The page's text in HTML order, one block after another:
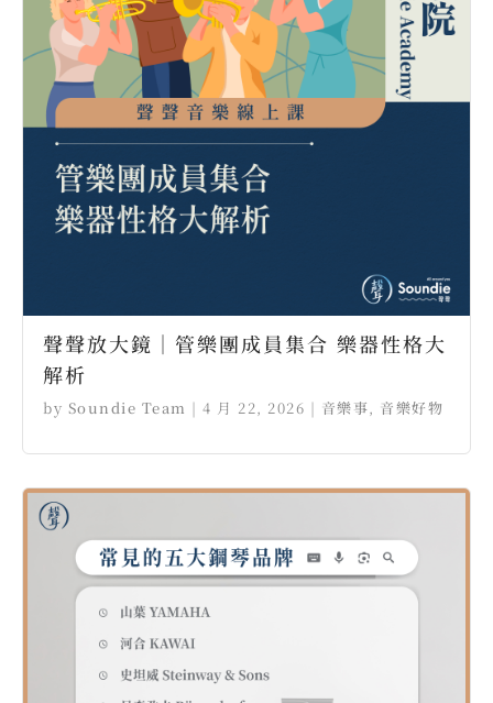
聲聲放大鏡｜管樂團成員集合 樂器性格大
解析
by Soundie Team | 4 月 22, 2026 | 音樂事, 音樂好物